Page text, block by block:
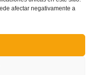
afectar negativamente a